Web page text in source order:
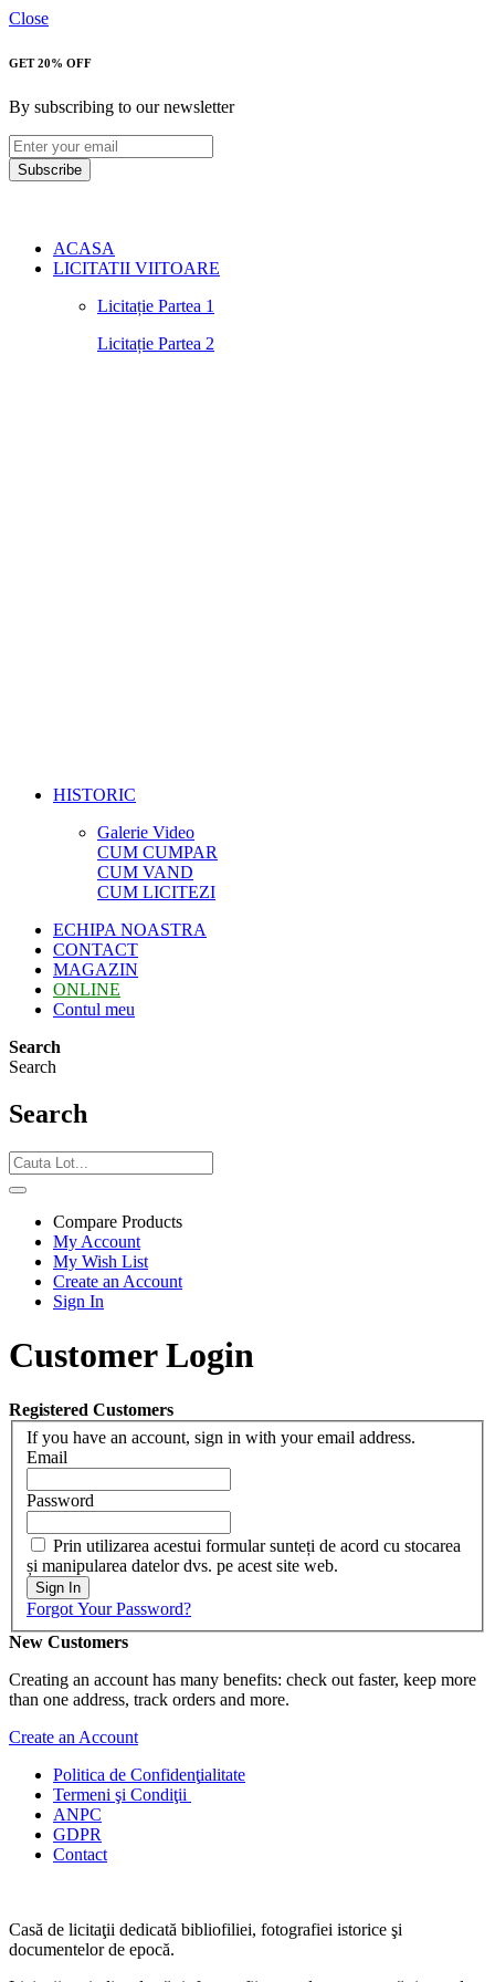
Close
GET 20% OFF
By subscribing to our newsletter
Subscribe
ACASA
LICITATII VIITOARE
Licitație Partea 1
Licitație Partea 2
HISTORIC
Galerie Video
CUM CUMPAR
CUM VAND
CUM LICITEZI
ECHIPA NOASTRA
CONTACT
MAGAZIN
ONLINE
Contul meu
Search
Search
Search
Compare Products
My Account
My Wish List
Create an Account
Sign In
Customer Login
Registered Customers
If you have an account, sign in with your email address.
Email
Password
Prin utilizarea acestui formular sunteți de acord cu stocarea
și manipularea datelor dvs. pe acest site web.
Sign In
Forgot Your Password?
New Customers
Creating an account has many benefits: check out faster, keep more
than one address, track orders and more.
Create an Account
Politica de Confidenţialitate
Termeni şi Condiţii
ANPC
GDPR
Contact
Casă de licitaţii dedicată bibliofiliei, fotografiei istorice şi
documentelor de epocă.